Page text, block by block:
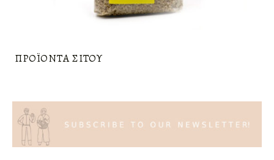
ΠΡΟΪΟΝΤΑ ΣΊΤΟΥ